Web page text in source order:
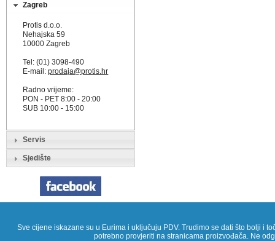
Zagreb
Protis d.o.o.
Nehajska 59
10000 Zagreb
Tel: (01) 3098-490
E-mail:prodaja@protis.hr
Radno vrijeme:
PON - PET 8:00 - 20:00
SUB 10:00 - 15:00
Servis
Sjedište
Sve cijene iskazane su u Eurima i uključuju PDV. Trudimo se dati što bolji i
potrebno provjeriti na stranicama proizvođača. Ne